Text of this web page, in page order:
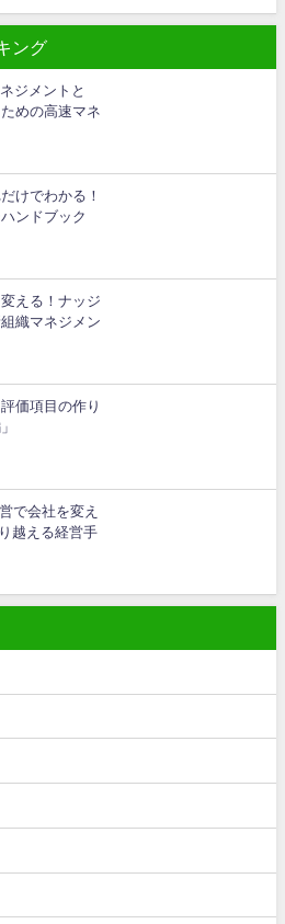
ング
ジメントと
めの高速マネ
けでわかる！
ンドブック
える！ナッジ
織マネジメン
価項目の作り
で会社を変え
越える経営手